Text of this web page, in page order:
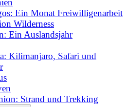
Ein Monat Freiwilligenarbeit
Wilderness
Ein Auslandsjahr
Kilimanjaro, Safari und
Strand und Trekking